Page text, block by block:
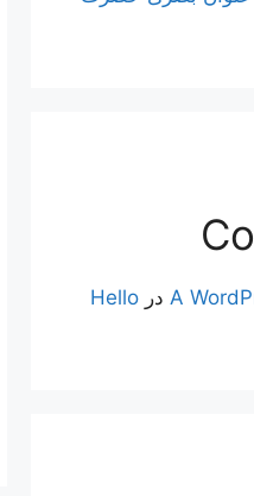
A در Hello